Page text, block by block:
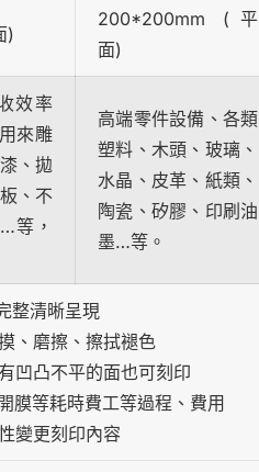
)
200*200mm (平
面)
效率
來雕
、拋
、不
等，
高端零件設備、各類
塑料、木頭、玻璃、
水晶、皮革、紙類、
陶瓷、矽膠、印刷油
墨…等。
整清晰呈現
、磨擦、擦拭褪色
凹凸不平的面也可刻印
膜等耗時費工等過程、費用
變更刻印內容